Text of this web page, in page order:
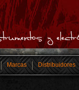
Marcas Distribuidores